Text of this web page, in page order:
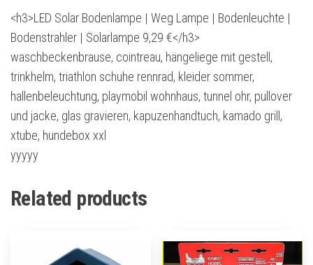
<h3>LED Solar Bodenlampe | Weg Lampe | Bodenleuchte |
Bodenstrahler | Solarlampe 9,29 €</h3>
waschbeckenbrause, cointreau, hängeliege mit gestell,
trinkhelm, triathlon schuhe rennrad, kleider sommer,
hallenbeleuchtung, playmobil wohnhaus, tunnel ohr, pullover
und jacke, glas gravieren, kapuzenhandtuch, kamado grill,
xtube, hundebox xxl
yyyyy
Related products